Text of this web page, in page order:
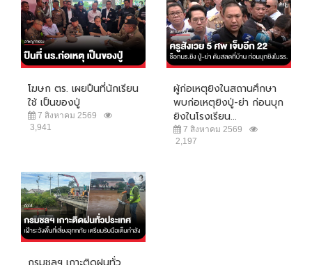
โฆษก ตร. เผยปืนที่นักเรียน
ใช้ เป็นของปู่
7 สิงหาคม 2569
3,941
ผู้ก่อเหตุยิงในสถานศึกษา
พบก่อเหตุยิงปู่-ย่า ก่อนบุก
ยิงในโรงเรียน...
7 สิงหาคม 2569
2,197